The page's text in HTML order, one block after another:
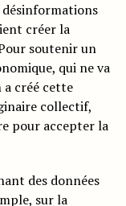
désinformations
créer la
soutenir un
qui ne va
a créé cette
collectif,
pour accepter la
des données
sur la